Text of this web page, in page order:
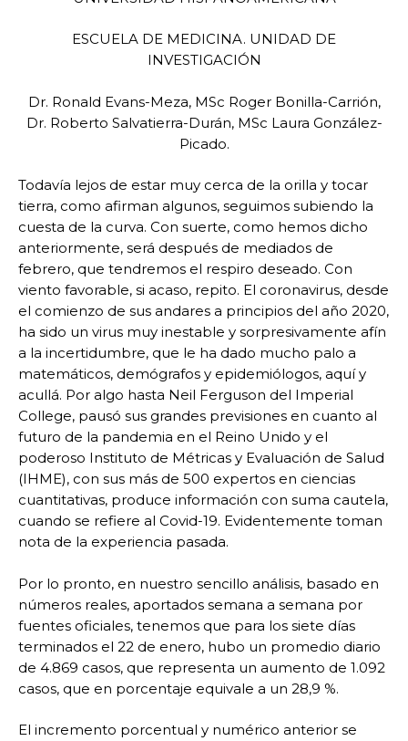
ESCUELA DE MEDICINA. UNIDAD DE
INVESTIGACIÓN
Dr. Ronald Evans-Meza, MSc Roger Bonilla-Carrión,
Dr. Roberto Salvatierra-Durán, MSc Laura González-
Picado.
Todavía lejos de estar muy cerca de la orilla y tocar
tierra, como afirman algunos, seguimos subiendo la
cuesta de la curva. Con suerte, como hemos dicho
anteriormente, será después de mediados de
febrero, que tendremos el respiro deseado. Con
viento favorable, si acaso, repito. El coronavirus, desde
el comienzo de sus andares a principios del año 2020,
ha sido un virus muy inestable y sorpresivamente afín
a la incertidumbre, que le ha dado mucho palo a
matemáticos, demógrafos y epidemiólogos, aquí y
acullá. Por algo hasta Neil Ferguson del Imperial
College, pausó sus grandes previsiones en cuanto al
futuro de la pandemia en el Reino Unido y el
poderoso Instituto de Métricas y Evaluación de Salud
(IHME), con sus más de 500 expertos en ciencias
cuantitativas, produce información con suma cautela,
cuando se refiere al Covid-19. Evidentemente toman
nota de la experiencia pasada.
Por lo pronto, en nuestro sencillo análisis, basado en
números reales, aportados semana a semana por
fuentes oficiales, tenemos que para los siete días
terminados el 22 de enero, hubo un promedio diario
de 4.869 casos, que representa un aumento de 1.092
casos, que en porcentaje equivale a un 28,9 %.
El incremento porcentual y numérico anterior se